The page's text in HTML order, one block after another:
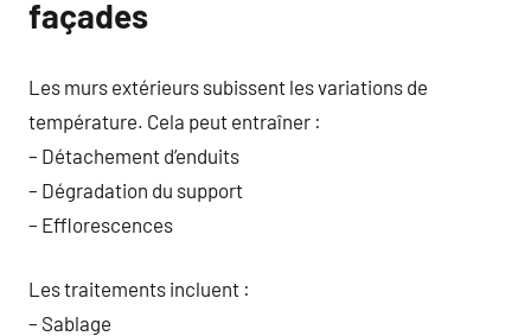
façades
Les murs extérieurs subissent les variations de
température. Cela peut entraîner :
– Détachement d’enduits
– Dégradation du support
– Efflorescences
Les traitements incluent :
– Sablage